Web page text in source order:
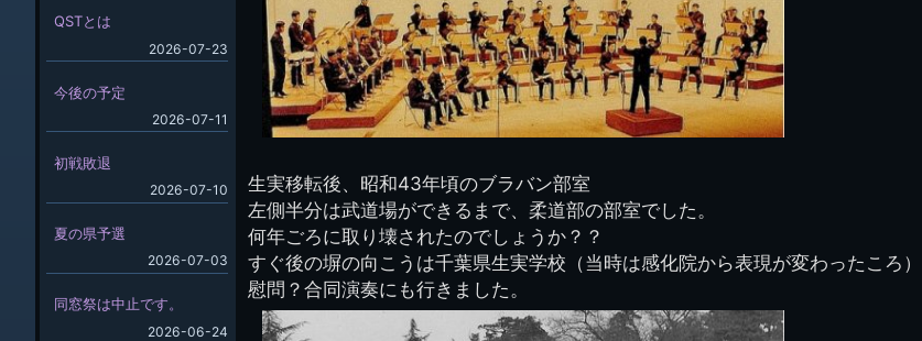
生実移転後、昭和43年頃のブラバン部室
左側半分は武道場ができるまで、柔道部の部室でした。
何年ごろに取り壊されたのでしょうか？？
すぐ後の塀の向こうは千葉県生実学校（当時は感化院から表現が変わったころ）
慰問？合同演奏にも行きました。
QSTとは
2026-07-23
今後の予定
2026-07-11
初戦敗退
2026-07-10
夏の県予選
2026-07-03
同窓祭は中止です。
2026-06-24